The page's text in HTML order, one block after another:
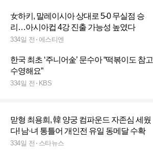
女하키, 말레이시아 상대로 5-0 무실점 승
리…아시아컵 4강 진출 가능성 높였다
334일 전 에스티엔
한국 최초 ‘주니어金’ 문수아 “떡볶이도 참고
수영해요”
334일 전 KBS
맏형 최용희, 韓 양궁 컴파운드 자존심 세웠
다! 남·녀 통틀어 개인전 유일 동메달 수확
334일 전 스타뉴스